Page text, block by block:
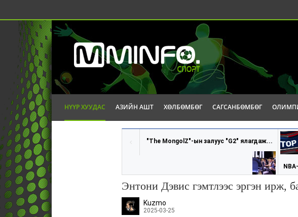
НҮҮР ХУУДАС АЗИЙН АШТ ХӨЛБӨМБӨГ САГСАНБӨМБӨГ
"The MongolZ"-ын залуус "G2" ялагдаж...
Энтони Дэвис гэмтлээс эргэн ирж,
Kuzmo
2025-03-25